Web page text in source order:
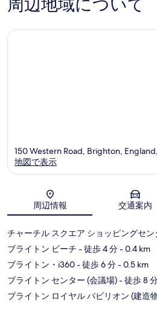
シ
ー
ロ
ン
地図
150 Western Road, Brighton,
地図で表示
周辺情報 交通案内
チャーチル スクエア ショッピングセン
ブライトン ビーチ - 徒歩 4 分- 0.4 km
ブライトン・i360- 徒歩 6 分- 0.5 km
ブライトン センター (会議場)- 徒歩 8
ブライトン ロイヤル パビリオン (建造